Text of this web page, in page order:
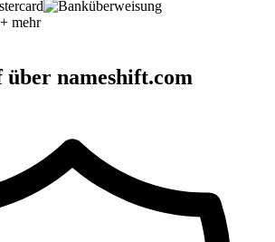
+ mehr
nameshift.com